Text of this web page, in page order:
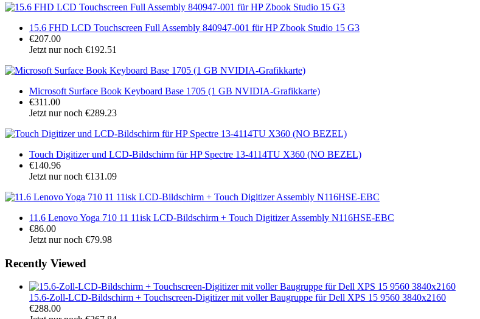
15.6 FHD LCD Touchscreen Full Assembly 840947-001 für HP Zbook Studio 15 G3
€207.00
Jetzt nur noch €192.51
Microsoft Surface Book Keyboard Base 1705 (1 GB NVIDIA-Grafikkarte)
€311.00
Jetzt nur noch €289.23
Touch Digitizer und LCD-Bildschirm für HP Spectre 13-4114TU X360 (NO BEZEL)
€140.96
Jetzt nur noch €131.09
11.6 Lenovo Yoga 710 11 11isk LCD-Bildschirm + Touch Digitizer Assembly N116HSE-EBC
€86.00
Jetzt nur noch €79.98
Recently Viewed
15.6-Zoll-LCD-Bildschirm + Touchscreen-Digitizer mit voller Baugruppe für Dell XPS 15 9560 3840x2160
€288.00